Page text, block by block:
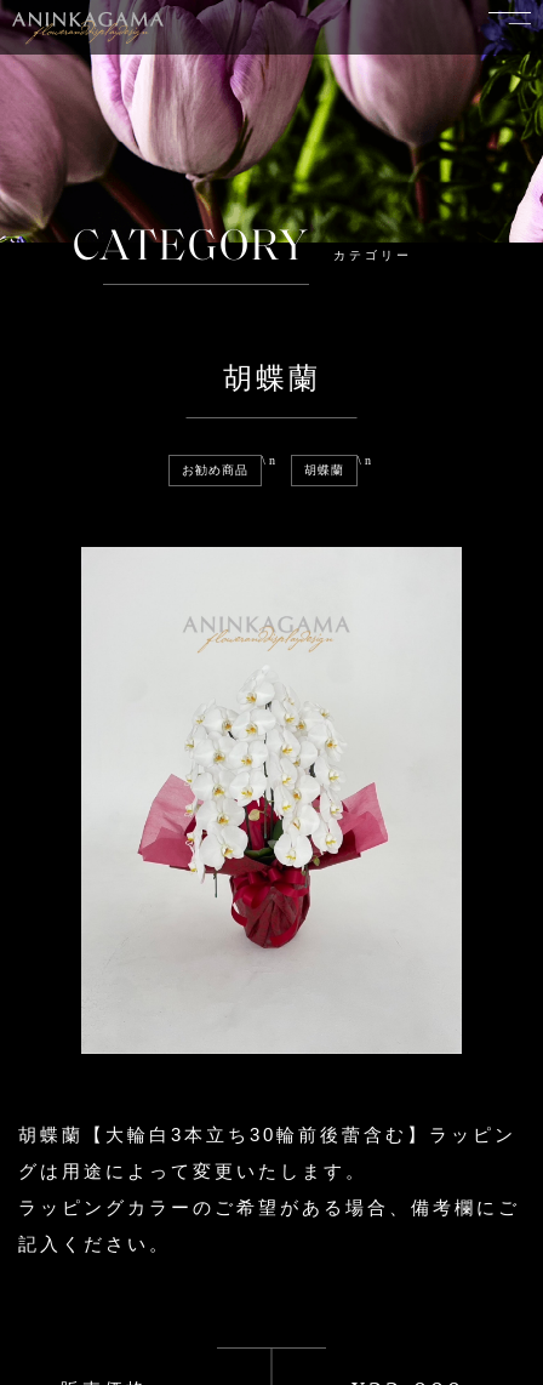
CATEGORY カテゴリー
胡蝶蘭
お勧め商品
\n
胡蝶蘭
\n
胡蝶蘭【大輪白3本立ち30輪前後蕾含む】ラッピン
グは用途によって変更いたします。
ラッピングカラーのご希望がある場合、備考欄にご
記入ください。